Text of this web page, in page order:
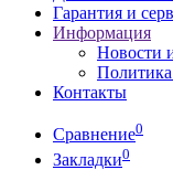
Гарантия и
Информация
Новости
Контакты
Сравнение0
Закладки0